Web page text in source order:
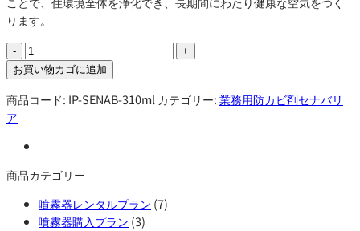
ります。
防
カ
ビ
剤
バ
リ
14
濃
お買い物カゴに追加
商品コード: IP-SENAB-310ml カテゴリー:業務用防カビ剤セナバリ
ア
商品カテゴリー
噴霧器レンタルプラン (7)
噴霧器購入プラン (3)